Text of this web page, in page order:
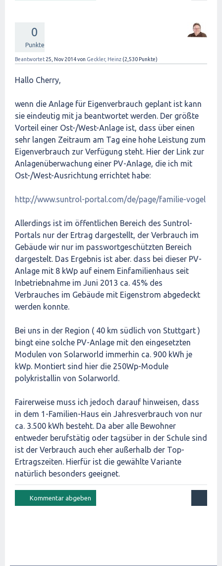
0
Punkte
Beantwortet 25, Nov 2014von Geckler, Heinz (2,530 Punkte)
Hallo Cherry,
wenn die Anlage für Eigenverbrauch geplant ist kann
sie eindeutig mit ja beantwortet werden. Der größte
Vorteil einer Ost-/West-Anlage ist, dass über einen
sehr langen Zeitraum am Tag eine hohe Leistung zum
Eigenverbrauch zur Verfügung steht. Hier der Link zur
Anlagenüberwachung einer PV-Anlage, die ich mit
Ost-/West-Ausrichtung errichtet habe:
http://www.suntrol-portal.com/de/page/familie-vogel
Allerdings ist im öffentlichen Bereich des Suntrol-
Portals nur der Ertrag dargestellt, der Verbrauch im
Gebäude wir nur im passwortgeschützten Bereich
dargestelt. Das Ergebnis ist aber. dass bei dieser PV-
Anlage mit 8 kWp auf einem Einfamilienhaus seit
Inbetriebnahme im Juni 2013 ca. 45% des
Verbrauches im Gebäude mit Eigenstrom abgedeckt
werden konnte.
Bei uns in der Region ( 40 km südlich von Stuttgart )
bingt eine solche PV-Anlage mit den eingesetzten
Modulen von Solarworld immerhin ca. 900 kWh je
kWp. Montiert sind hier die 250Wp-Module
polykristallin von Solarworld.
Fairerweise muss ich jedoch darauf hinweisen, dass
in dem 1-Familien-Haus ein Jahresverbrauch von nur
ca. 3.500 kWh besteht. Da aber alle Bewohner
entweder berufstätig oder tagsüber in der Schule sind
ist der Verbrauch auch eher außerhalb der Top-
Ertragszeiten. Hierfür ist die gewählte Variante
natürlich besonders geeignet.